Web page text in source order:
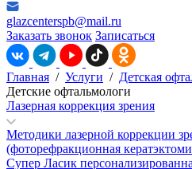
glazcenterspb@mail.ru
Заказать звонок Записаться
Главная / Услуги / Детская
Детские офтальмологи
Лазерная коррекция зрения
Методики лазерной коррекции
(фоторефракционная
Супер Ласик